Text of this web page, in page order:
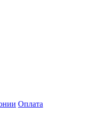
Оплата